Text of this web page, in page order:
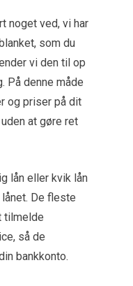
noget ved, vi har
som du
vi den til op
På denne måde
og priser på dit
at gøre ret
lån eller kvik lån
De fleste
tilmelde
så de
bankkonto.